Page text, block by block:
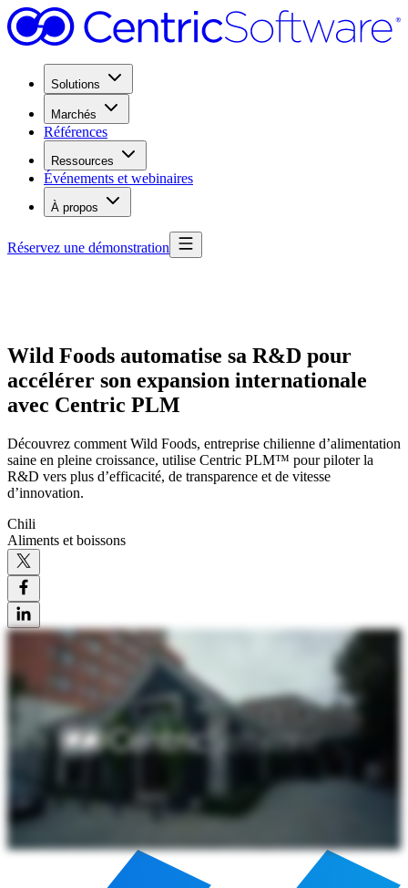
Solutions
Marchés
Références
Ressources
Événements et webinaires
À propos
Réservez une démonstration
Wild Foods automatise sa R&D pour
accélérer son expansion internationale
avec Centric PLM
Découvrez comment Wild Foods, entreprise chilienne d’alimentation
saine en pleine croissance, utilise Centric PLM™ pour piloter la
R&D vers plus d’efficacité, de transparence et de vitesse
d’innovation.
Chili
Aliments et boissons